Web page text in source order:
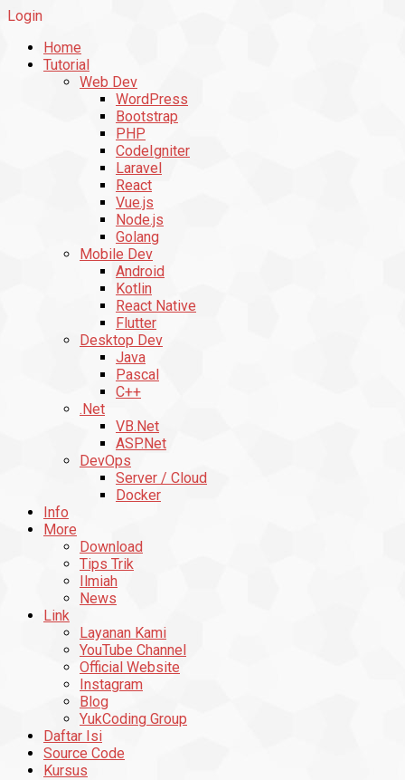
Login
Home
Tutorial
Web Dev
WordPress
Bootstrap
PHP
CodeIgniter
Laravel
React
Vue.js
Node.js
Golang
Mobile Dev
Android
Kotlin
React Native
Flutter
Desktop Dev
Java
Pascal
C++
.Net
VB.Net
ASP.Net
DevOps
Server / Cloud
Docker
Info
More
Download
Tips Trik
Ilmiah
News
Link
Layanan Kami
YouTube Channel
Official Website
Instagram
Blog
YukCoding Group
Daftar Isi
Source Code
Kursus